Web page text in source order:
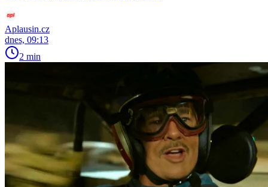
Aplausin.cz
dnes, 09:13
2 min